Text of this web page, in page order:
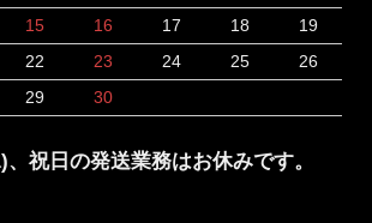
15 16 17 18
19
22 23 24 25
26
29 30
祝日の発送業務はお休みです。